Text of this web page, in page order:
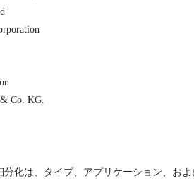
Co. KG.
化は、タイプ、アプリケーション、およ